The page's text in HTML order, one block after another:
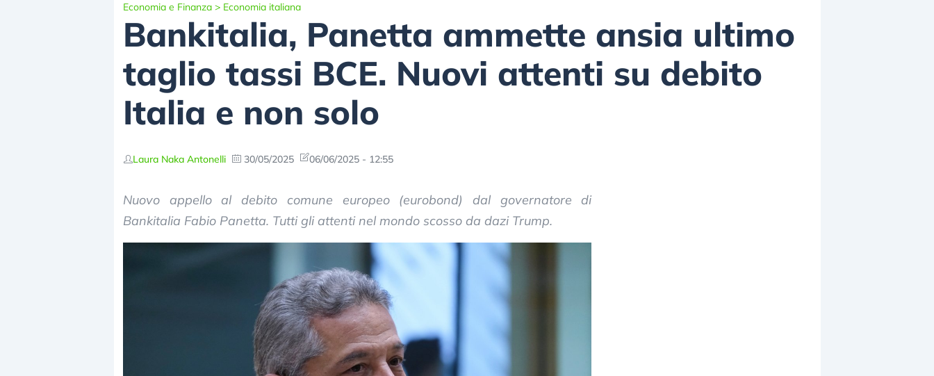
Economia e Finanza > Economia italiana
Bankitalia, Panetta ammette ansia ultimo
taglio tassi BCE. Nuovi attenti su debito
Italia e non solo
Laura Naka Antonelli 30/05/2025 06/06/2025 - 12:55
Nuovo appello al debito comune europeo (eurobond) dal governatore di
Bankitalia Fabio Panetta. Tutti gli attenti nel mondo scosso da dazi Trump.